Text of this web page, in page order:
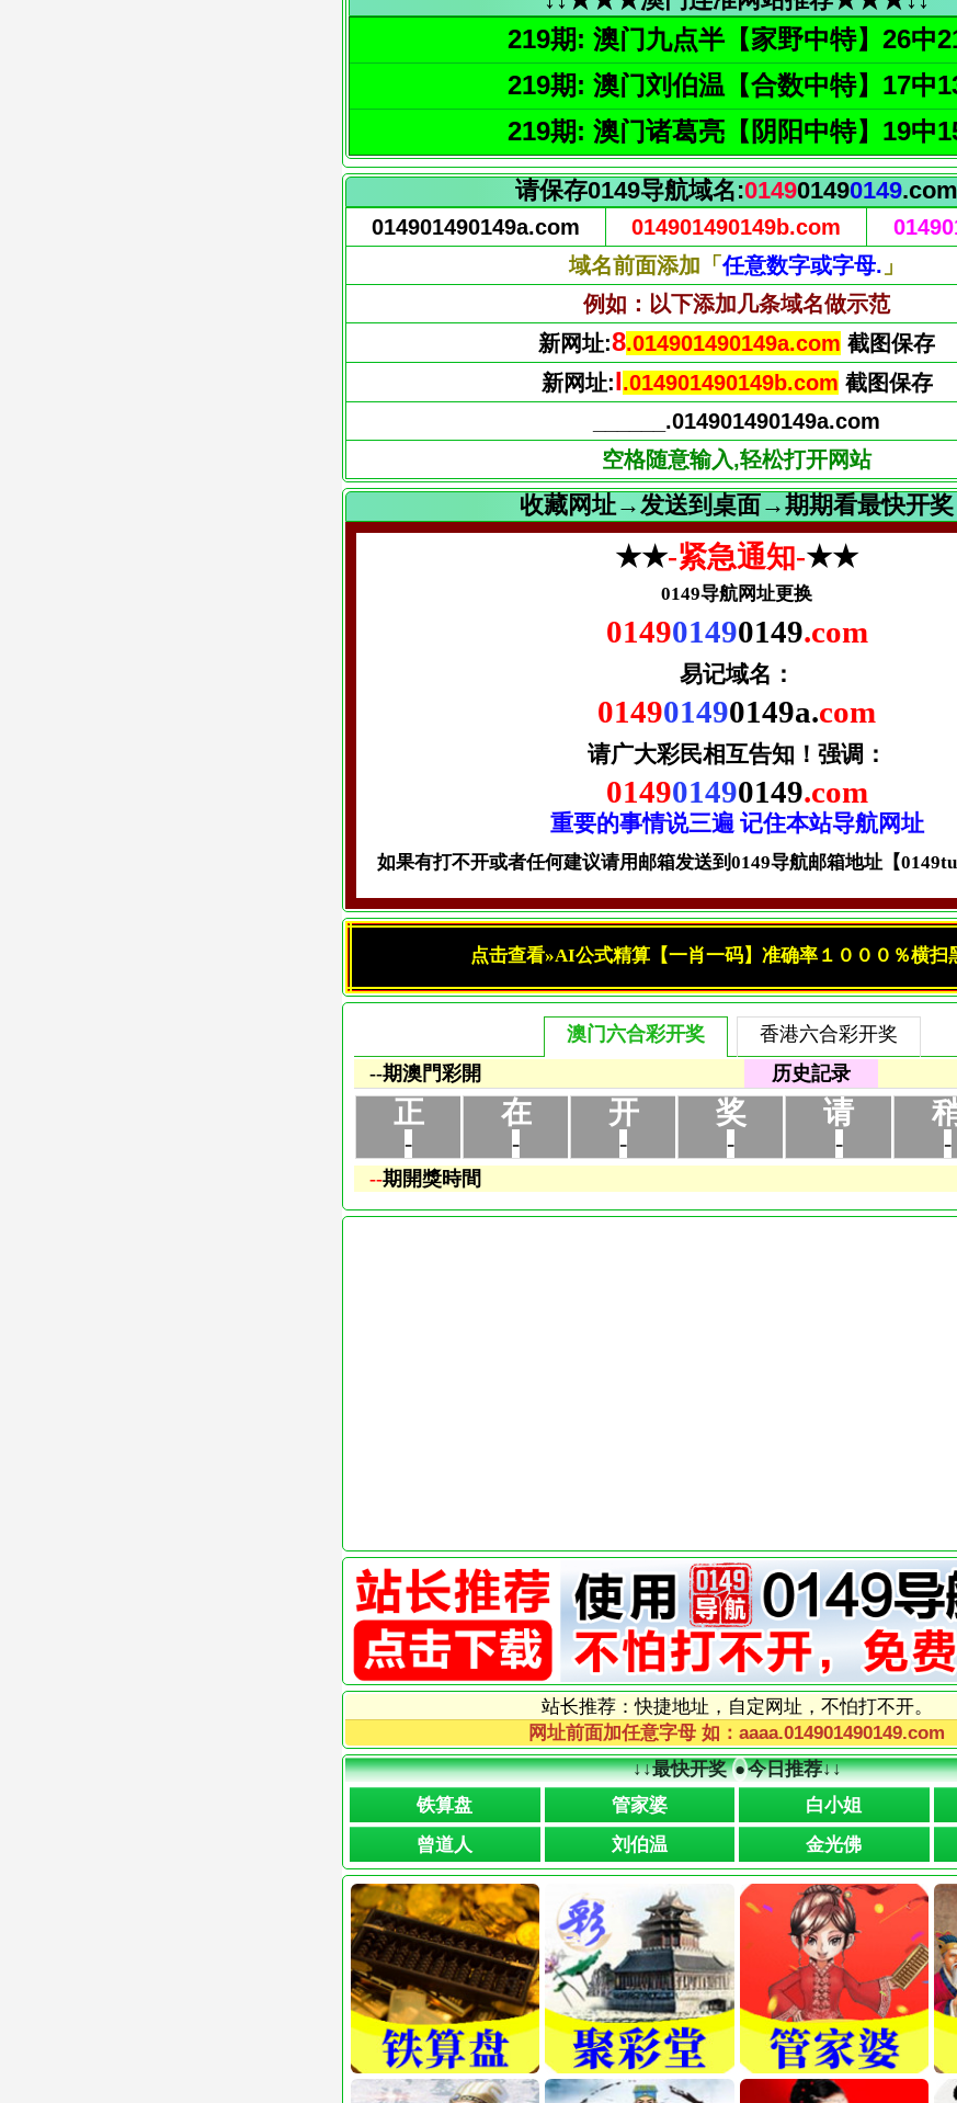
219期: 澳门九点半【家野中特】26中
219期: 澳门刘伯温【合数中特】17中
219期: 澳门诸葛亮【阴阳中特】19中
请保存0149导航域名:014901490149.com
014901490149a.com 014901490149b.com
域名前面添加「任意数字或字母. 」
例如：以下添加几条域名做示范
新网址:9.014901490149a.com 截图保存
新网址:J.014901490149b.com 截图保存
______.014901490149a.com
空格随意输入,轻松打开网站
收藏网址→发送到桌面→期期看最快开奖
★★-紧急通知-★★
0149导航网址更换
014901490149.com
易记域名：
014901490149a.com
请广大彩民相互告知！ 强调：
014901490149.com
重要的事情说三遍 记住本站导航网址
如果有打不开或者任何建议请用邮箱发送到0149导航邮箱地址【
点击查看»AI公式精算【一肖一码】准确率１０００％横扫
站长推荐：快捷地址，自定网址，不怕打不开。
网址前面加任意字母 如：aaaa.014901490149.com
↓↓最快开奖●今日推荐↓↓
铁算盘
管家婆 白小姐
曾道人
刘伯温 金光佛